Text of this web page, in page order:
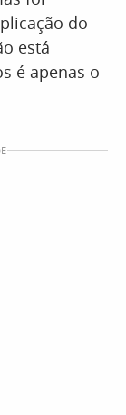
do
está
é apenas o